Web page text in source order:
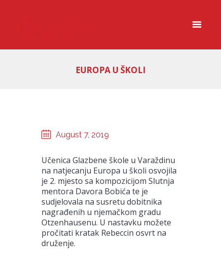
EUROPA U ŠKOLI
August 7, 2019
Učenica Glazbene škole u Varaždinu
na natjecanju Europa u školi osvojila
je 2. mjesto sa kompozicijom Slutnja
mentora Davora Bobića te je
sudjelovala na susretu dobitnika
nagrađenih u njemačkom gradu
Otzenhausenu. U nastavku možete
pročitati kratak Rebeccin osvrt na
druženje.